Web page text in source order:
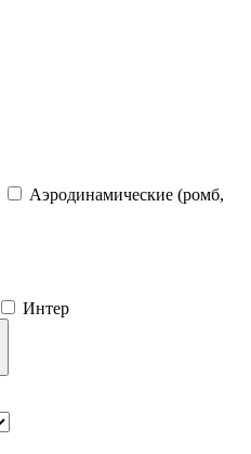
Аэродинамические (ромб,
Интер